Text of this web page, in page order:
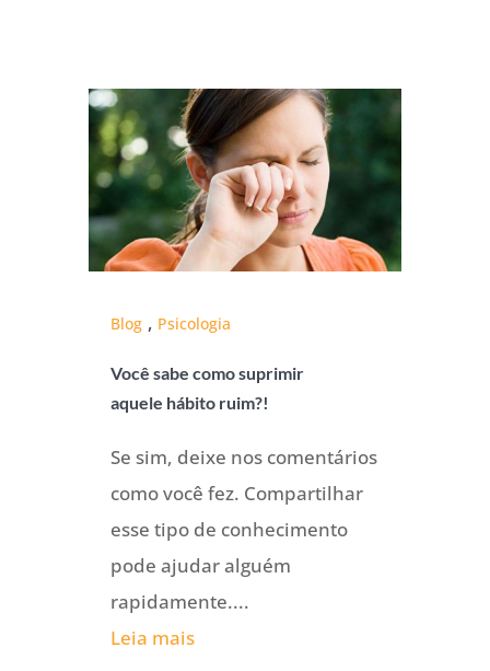
Blog , Psicologia
Você sabe como suprimir
aquele hábito ruim?!
Se sim, deixe nos comentários
como você fez. Compartilhar
esse tipo de conhecimento
pode ajudar alguém
rapidamente....
Leia mais